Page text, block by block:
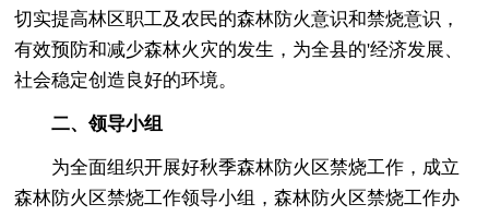
切实提高林区职工及农民的森林防火意识和禁烧意识，
有效预防和减少森林火灾的发生，为全县的'经济发展、
社会稳定创造良好的环境。
二、领导小组
为全面组织开展好秋季森林防火区禁烧工作，成立
森林防火区禁烧工作领导小组，森林防火区禁烧工作办